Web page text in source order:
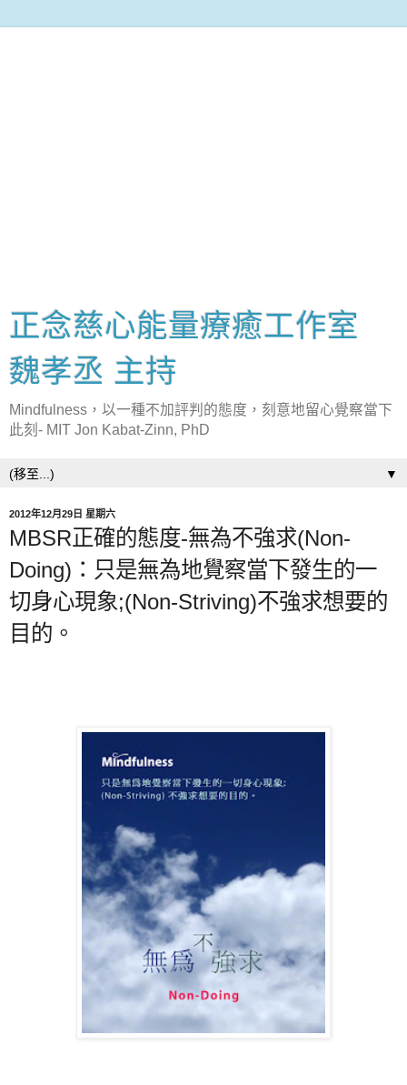
正念慈心能量療癒工作室
魏孝丞 主持
Mindfulness，以一種不加評判的態度，刻意地留心覺察當下
此刻- MIT Jon Kabat-Zinn, PhD
▼
2012年12月29日 星期六
MBSR正確的態度-無為不強求(Non-
Doing)：只是無為地覺察當下發生的一
切身心現象;(Non-Striving)不強求想要的
目的。